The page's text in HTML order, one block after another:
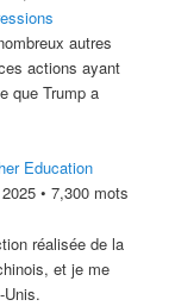
autres
actions ayant
que Trump a
Education
• 7,300 mots
réalisée de la
et je me